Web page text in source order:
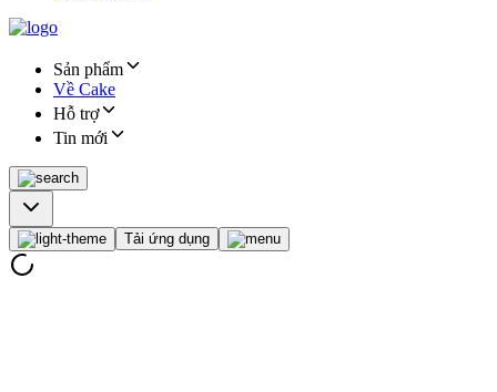
Sản phẩm
Về Cake
Hỗ trợ
Tin mới
Tải ứng dụng